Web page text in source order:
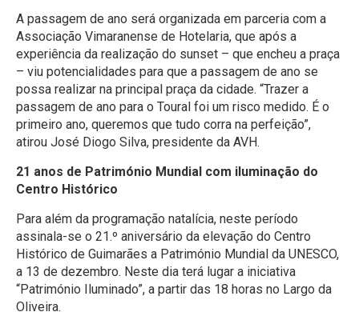
A passagem de ano será organizada em parceria com a
Associação Vimaranense de Hotelaria, que após a
experiência da realização do sunset – que encheu a praça
– viu potencialidades para que a passagem de ano se
possa realizar na principal praça da cidade. “Trazer a
passagem de ano para o Toural foi um risco medido. É o
primeiro ano, queremos que tudo corra na perfeição”,
atirou José Diogo Silva, presidente da AVH.
21 anos de Património Mundial com iluminação do
Centro Histórico
Para além da programação natalícia, neste período
assinala-se o 21.º aniversário da elevação do Centro
Histórico de Guimarães a Património Mundial da UNESCO,
a 13 de dezembro. Neste dia terá lugar a iniciativa
“Património Iluminado”, a partir das 18 horas no Largo da
Oliveira.